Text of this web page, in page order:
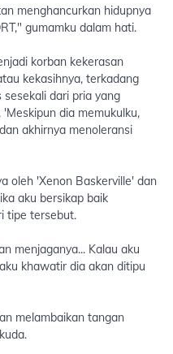
menghancurkan hidupnya
gumamku dalam hati.
korban kekerasan
kekasihnya, terkadang
dari pria yang
dia memukulku,
akhirnya menoleransi
oleh 'Xenon Baskerville' dan
aku bersikap baik
tipe tersebut.
menjaganya... Kalau aku
khawatir dia akan ditipu
melambaikan tangan